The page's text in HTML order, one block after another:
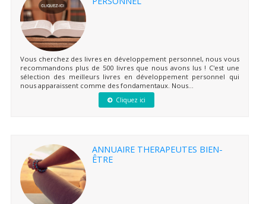
Vous cherchez des livres en développement personnel, nous vous
recommandons plus de 500 livres que nous avons lus ! C'est une
sélection des meilleurs livres en développement personnel qui
nous apparaissent comme des fondamentaux. Nous...
Cliquez ici
ANNUAIRE THERAPEUTES BIEN-
ÊTRE